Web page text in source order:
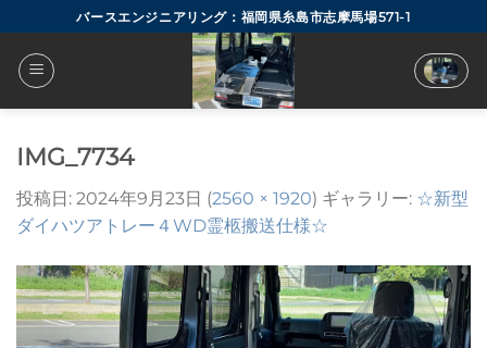
to
content
バースエンジニアリング：福岡県糸島市志摩馬場571-1
IMG_7734
投稿日: 2024年9月23日 (2560 × 1920) ギャラリー: ☆新型
ダイハツアトレー４WD霊柩搬送仕様☆